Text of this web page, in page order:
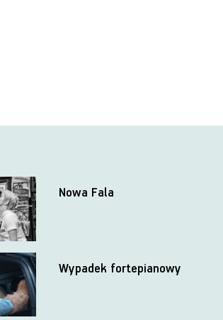
Nowa Fala
Wypadek fortepianowy